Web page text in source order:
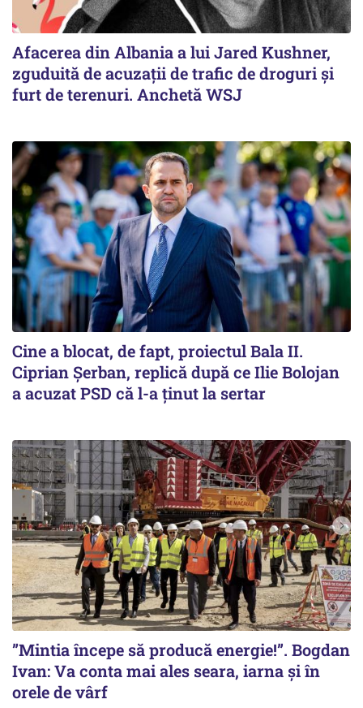
Afacerea din Albania a lui Jared Kushner,
zguduită de acuzații de trafic de droguri și
furt de terenuri. Anchetă WSJ
Cine a blocat, de fapt, proiectul Bala II.
Ciprian Șerban, replică după ce Ilie Bolojan
a acuzat PSD că l-a ținut la sertar
”Mintia începe să producă energie!”. Bogdan
Ivan: Va conta mai ales seara, iarna și în
orele de vârf